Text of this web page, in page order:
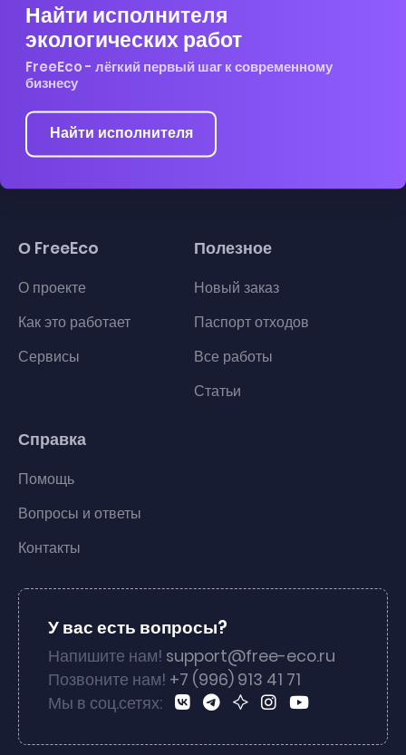
Найти исполнителя
экологических работ
FreeEco - лёгкий первый шаг к современному
бизнесу
Найти исполнителя
О FreeEco
О проекте
Как это работает
Сервисы
Полезное
Новый заказ
Паспорт отходов
Все работы
Статьи
Справка
Помощь
Вопросы и ответы
Контакты
У вас есть вопросы?
Напишите нам! support@free-eco.ru
Позвоните нам! +7 (996) 913 41 71
Мы в соц.сетях: